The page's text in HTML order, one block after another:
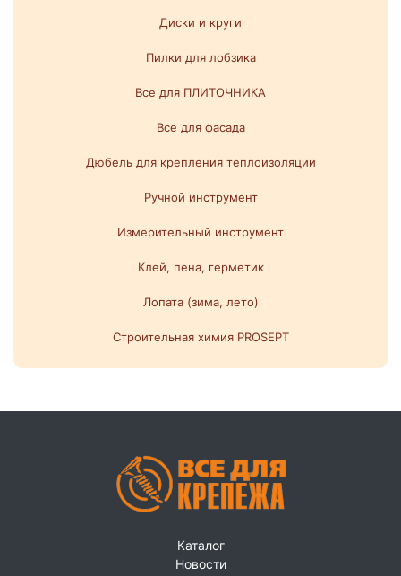
Диски и круги
Пилки для лобзика
Все для ПЛИТОЧНИКА
Все для фасада
Дюбель для крепления теплоизоляции
Ручной инструмент
Измерительный инструмент
Клей, пена, герметик
Лопата (зима, лето)
Строительная химия PROSEPT
Каталог
Новости